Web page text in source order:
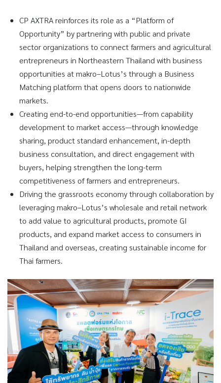
CP AXTRA reinforces its role as a “Platform of
Opportunity” by partnering with public and private
sector organizations to connect farmers and agricultural
entrepreneurs in Northeastern Thailand with business
opportunities at makro–Lotus’s through a Business
Matching platform that opens doors to nationwide
markets.
Creating end-to-end opportunities—from capability
development to market access—through knowledge
sharing, product standard enhancement, in-depth
business consultation, and direct engagement with
buyers, helping strengthen the long-term
competitiveness of farmers and entrepreneurs.
Driving the grassroots economy through collaboration by
leveraging makro–Lotus’s wholesale and retail network
to add value to agricultural products, promote GI
products, and expand market access to consumers in
Thailand and overseas, creating sustainable income for
Thai farmers.